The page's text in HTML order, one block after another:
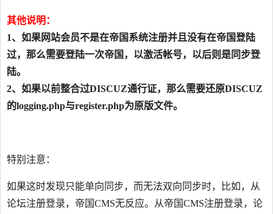
其他说明：
1、如果网站会员不是在帝国系统注册并且没有在帝国登陆
过，那么需要登陆一次帝国，以激活帐号，以后则是同步登
陆。
2、如果以前整合过DISCUZ通行证，那么需要还原DISCUZ
的logging.php与register.php为原版文件。
特别注意：
如果这时发现只能单向同步，而无法双向同步时，比如，从
论坛注册登录，帝国CMS无反应。从帝国CMS注册登录，论